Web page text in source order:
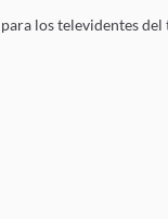
los televidentes